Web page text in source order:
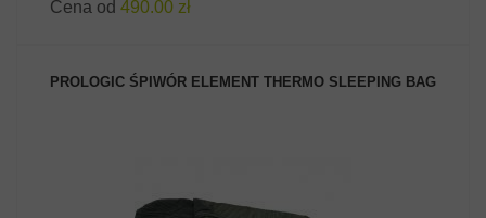
Cena od 490.00 zł
PROLOGIC ŚPIWÓR ELEMENT THERMO SLEEPING BAG